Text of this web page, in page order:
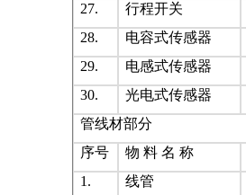
27.
行程开关
28.
电容式传感器
29.
电感式传感器
30.
光电式传感器
管线材部分
序号
物 料 名 称
1.
线管